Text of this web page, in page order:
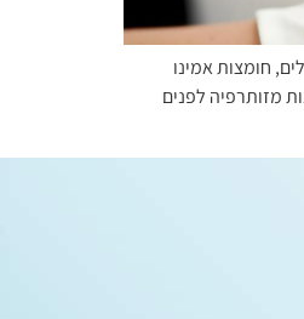
חומצות אמינו
מזותרפיה לפנים